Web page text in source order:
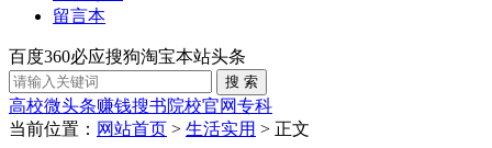
留言本
百度360必应搜狗淘宝本站头条
高校微头条赚钱搜书院校官网专科
当前位置： 网站首页 > 生活实用 > 正文